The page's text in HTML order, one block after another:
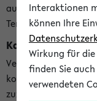
auswählen
Termine im
Verwenden Sie die
kompatiblen
zuzugreifen (nähere
Interaktionen
können Ihre
Wirkung für
finden Sie
verwendeten